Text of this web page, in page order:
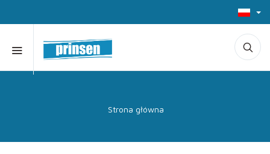
Strona główna